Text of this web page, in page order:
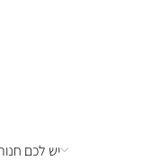
יש לכם